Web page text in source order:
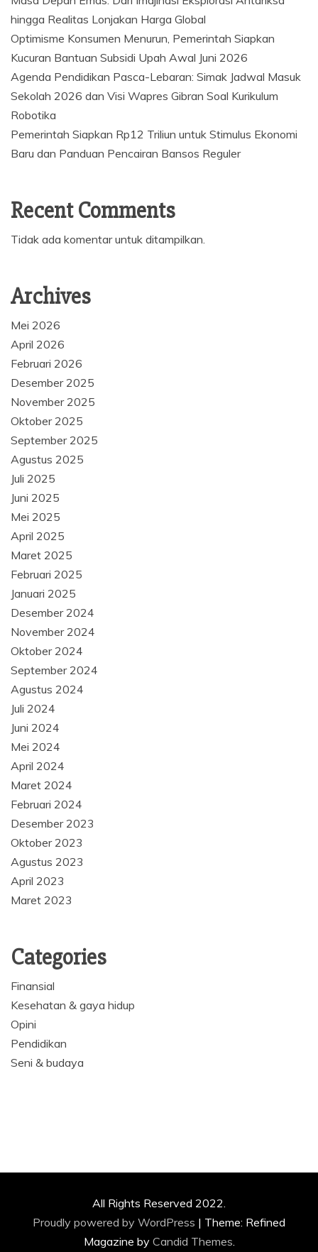
hingga Realitas Lonjakan Harga Global
Optimisme Konsumen Menurun, Pemerintah Siapkan
Kucuran Bantuan Subsidi Upah Awal Juni 2026
Agenda Pendidikan Pasca-Lebaran: Simak Jadwal Masuk
Sekolah 2026 dan Visi Wapres Gibran Soal Kurikulum
Robotika
Pemerintah Siapkan Rp12 Triliun untuk Stimulus Ekonomi
Baru dan Panduan Pencairan Bansos Reguler
Recent Comments
Tidak ada komentar untuk ditampilkan.
Archives
Mei 2026
April 2026
Februari 2026
Desember 2025
November 2025
Oktober 2025
September 2025
Agustus 2025
Juli 2025
Juni 2025
Mei 2025
April 2025
Maret 2025
Februari 2025
Januari 2025
Desember 2024
November 2024
Oktober 2024
September 2024
Agustus 2024
Juli 2024
Juni 2024
Mei 2024
April 2024
Maret 2024
Februari 2024
Desember 2023
Oktober 2023
Agustus 2023
April 2023
Maret 2023
Categories
Finansial
Kesehatan & gaya hidup
Opini
Pendidikan
Seni & budaya
All Rights Reserved 2022.
Proudly powered by WordPress | Theme: Refined
Magazine by Candid Themes